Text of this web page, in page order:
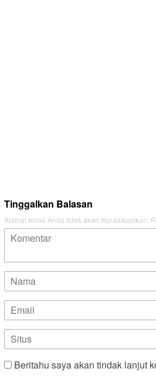
Tinggalkan Balasan
Alamat email Anda tidak akan dipublikasikan.
Beritahu saya akan tindak lanjut